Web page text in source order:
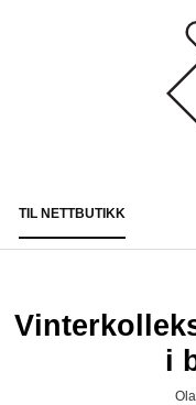
TIL NETTBUTIKK
i